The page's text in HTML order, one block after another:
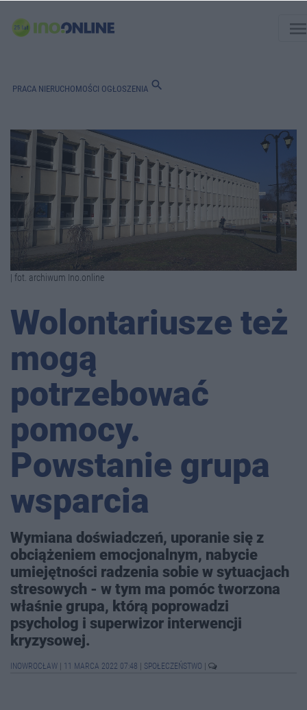
PRACA NIERUCHOMOŚCI OGŁOSZENIA search
| fot. archiwum Ino.online
Wolontariusze też
mogą
potrzebować
pomocy.
Powstanie grupa
wsparcia
Wymiana doświadczeń, uporanie się z
obciążeniem emocjonalnym, nabycie
umiejętności radzenia sobie w sytuacjach
stresowych - w tym ma pomóc tworzona
właśnie grupa, którą poprowadzi
psycholog i superwizor interwencji
kryzysowej.
INOWROCŁAW 11 MARCA 2022 07:48 SPOŁECZEŃSTWO